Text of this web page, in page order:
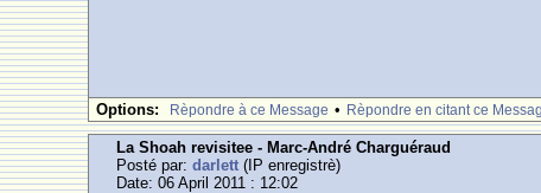
Options: Rèpondre à ce Message • Rèpondre en citant ce
La Shoah revisitee - Marc-André Charguéraud
Posté par:darlett (IP enregistrè)
Date: 06 April 2011 : 12:02